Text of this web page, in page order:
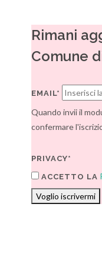
Rimani
Comune
EMAIL*
Quando invii il
confermare
PRIVACY*
ACCETTO LA
Voglio iscrivermi